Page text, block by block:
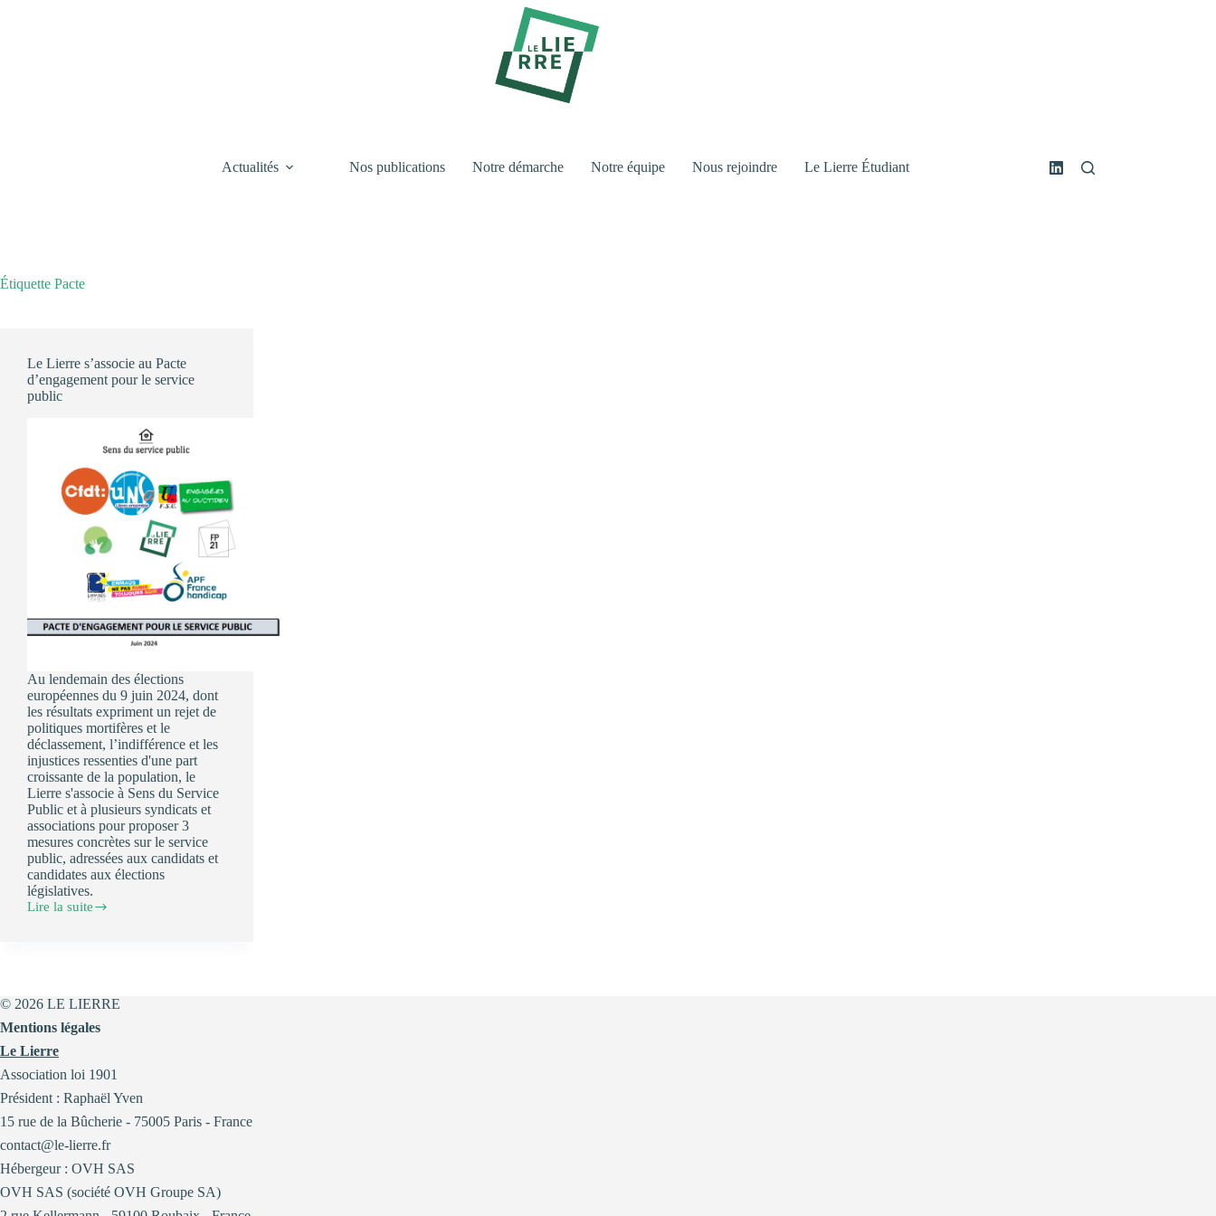
Actualités Nos publications Notre démarche Notre équipe Nous rejoindre Le Lierre Étudiant
Étiquette Pacte
Le Lierre s’associe au Pacte
d’engagement pour le service
public
Au lendemain des élections
européennes du 9 juin 2024, dont
les résultats expriment un rejet de
politiques mortifères et le
déclassement, l’indifférence et les
injustices ressenties d'une part
croissante de la population, le
Lierre s'associe à Sens du Service
Public et à plusieurs syndicats et
associations pour proposer 3
mesures concrètes sur le service
public, adressées aux candidats et
candidates aux élections
législatives.
Lire la suite
Le
pour
le
service
public
© 2026 LE LIERRE
Mentions légales
Le Lierre
Association loi 1901
Président : Raphaël Yven
15 rue de la Bûcherie - 75005 Paris - France
contact@le-lierre.fr
Hébergeur : OVH SAS
OVH SAS (société OVH Groupe SA)